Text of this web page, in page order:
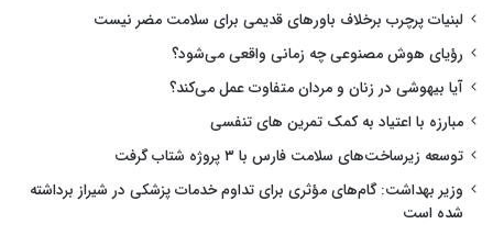
لبنیات پرچرب برخلاف باورهای قدیمی برای سلامت مضر نیست
رؤیای هوش مصنوعی چه زمانی واقعی می‌شود؟
آیا بیهوشی در زنان و مردان متفاوت عمل می‌کند؟
مبارزه با اعتیاد به کمک تمرین های تنفسی
توسعه زیرساخت‌های سلامت فارس با ۳ پروژه شتاب گرفت
وزیر بهداشت: گام‌های مؤثری برای تداوم خدمات پزشکی در شیراز برداشته
شده است